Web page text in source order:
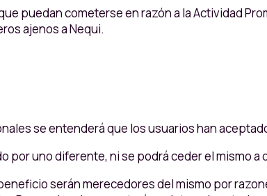
puedan cometerse en razón a la Actividad
ajenos a Nequi.
se entenderá que los usuarios han
por uno diferente, ni se podrá ceder el mismo a
serán merecedores del mismo por